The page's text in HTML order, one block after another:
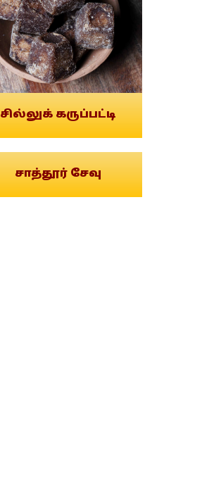
சில்லுக் கருப்பட்டி
சாத்தூர் சேவு